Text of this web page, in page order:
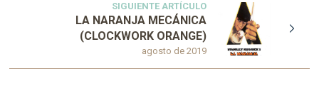
SIGUIENTE ARTÍCULO
agosto de 2019
LA NARANJA MECÁNICA
(CLOCKWORK ORANGE)